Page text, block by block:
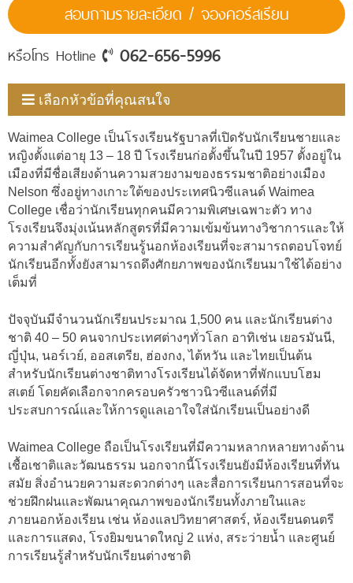
สอบถามรายละเอียด / จองคอร์สเรียน
หรือโทร Hotline 062-656-5996
เลือกหัวข้อที่คุณสนใจ
Waimea College เป็นโรงเรียนรัฐบาลที่เปิดรับนักเรียนชายและ
หญิงตั้งแต่อายุ 13 – 18 ปี โรงเรียนก่อตั้งขึ้นในปี 1957 ตั้งอยู่ใน
เมืองที่มีชื่อเสียงด้านความสวยงามของธรรมชาติอย่างเมือง
Nelson ซึ่งอยู่ทางเกาะใต้ของประเทศนิวซีแลนด์ Waimea
College เชื่อว่านักเรียนทุกคนมีความพิเศษเฉพาะตัว ทาง
โรงเรียนจึงมุ่งเน้นหลักสูตรที่มีความเข้มข้นทางวิชาการและให้
ความสำคัญกับการเรียนรู้นอกห้องเรียนที่จะสามารถตอบโจทย์
นักเรียนอีกทั้งยังสามารถดึงศักยภาพของนักเรียนมาใช้ได้อย่าง
เต็มที่
ปัจจุบันมีจำนวนนักเรียนประมาณ 1,500 คน และนักเรียนต่าง
ชาติ 40 – 50 คนจากประเทศต่างๆทั่วโลก อาทิเช่น เยอรมันนี,
ญี่ปุ่น, นอร์เวย์, ออสเตรีย, ฮ่องกง, ไต้หวัน และไทยเป็นต้น
สำหรับนักเรียนต่างชาติทางโรงเรียนได้จัดหาที่พักแบบโฮม
สเตย์ โดยคัดเลือกจากครอบครัวชาวนิวซีแลนด์ที่มี
ประสบการณ์และให้การดูแลเอาใจใส่นักเรียนเป็นอย่างดี
Waimea College ถือเป็นโรงเรียนที่มีความหลากหลายทางด้าน
เชื้อเชาติและวัฒนธรรม นอกจากนี้โรงเรียนยังมีห้องเรียนที่ทัน
สมัย สิ่งอำนวยความสะดวกต่างๆ และสื่อการเรียนการสอนที่จะ
ช่วยฝึกฝนและพัฒนาคุณภาพของนักเรียนทั้งภายในและ
ภายนอกห้องเรียน เช่น ห้องแลปวิทยาศาสตร์, ห้องเรียนดนตรี
และการแสดง, โรงยิมขนาดใหญ่ 2 แห่ง, สระว่ายน้ำ และศูนย์
การเรียนรู้สำหรับนักเรียนต่างชาติ